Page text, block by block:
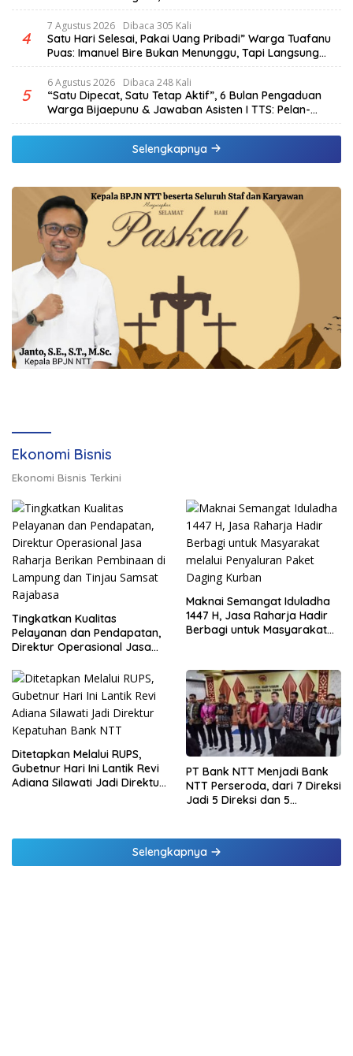
Hektar & Larangan Politik Uang
4
7 Agustus 2026 Dibaca 305 Kali
Satu Hari Selesai, Pakai Uang Pribadi” Warga Tuafanu
Puas: Imanuel Bire Bukan Menunggu, Tapi Langsung
Bekerja
5
6 Agustus 2026 Dibaca 248 Kali
“Satu Dipecat, Satu Tetap Aktif”, 6 Bulan Pengaduan
Warga Bijaepunu & Jawaban Asisten I TTS: Pelan-
pelan, Tapi Pasti.
Selengkapnya
Ekonomi Bisnis
Ekonomi Bisnis Terkini
Tingkatkan Kualitas
Pelayanan dan Pendapatan,
Direktur Operasional Jasa
di Lampung dan Tinjau
Samsat Rajabasa
Maknai Semangat Iduladha
1447 H, Jasa Raharja Hadir
Berbagi untuk Masyarakat
Ditetapkan Melalui RUPS,
Gubetnur Hari Ini Lantik Revi
Adiana Silawati Jadi Direktur
PT Bank NTT Menjadi Bank
NTT Perseroda, dari 7 Direksi
Jadi 5 Direksi dan 5
Selengkapnya